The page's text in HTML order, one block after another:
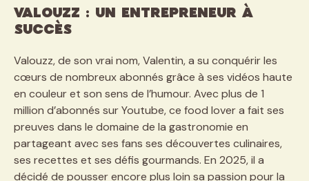
Valouzz : Un entrepreneur à
succès
Valouzz, de son vrai nom, Valentin, a su conquérir les
cœurs de nombreux abonnés grâce à ses vidéos haute
en couleur et son sens de l’humour. Avec plus de 1
million d’abonnés sur Youtube, ce food lover a fait ses
preuves dans le domaine de la gastronomie en
partageant avec ses fans ses découvertes culinaires,
ses recettes et ses défis gourmands. En 2025, il a
décidé de pousser encore plus loin sa passion pour la